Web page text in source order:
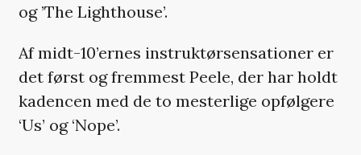
og ’The Lighthouse’.
Af midt-10’ernes instruktørsensationer er
det først og fremmest Peele, der har holdt
kadencen med de to mesterlige opfølgere
‘Us’ og ‘Nope’.